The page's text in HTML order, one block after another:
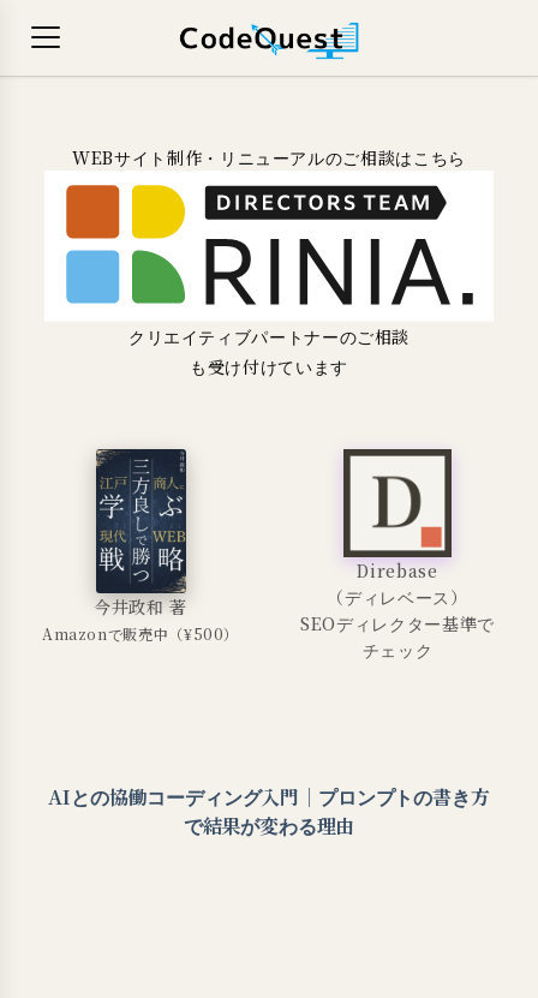
今井政和 著
Amazonで販売中（¥500）
WEBサイト制作・リニューアルのご相談はこちら
クリエイティブパートナーのご相談
も受け付けています
Direbase
（ディレベース）
SEOディレクター基準で
チェック
AIとの協働コーディング入門｜プロンプトの書き方
で結果が変わる理由